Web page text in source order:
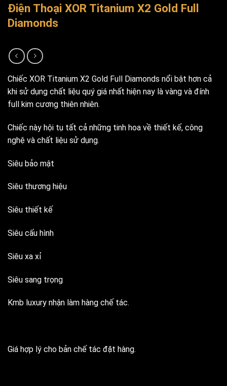
Điện Thoại XOR Titanium X2 Gold Full
Diamonds
Chiếc XOR Titanium X2 Gold Full Diamonds nổi bật hơn cả
khi sử dụng chất liệu quý giá nhất hiện nay là vàng và đính
full kim cương thiên nhiên.
Chiếc này hội tụ tất cả những tinh hoa về thiết kế, công
nghệ và chất liệu sử dụng.
Siêu bảo mật
Siêu thương hiệu
Siêu thiết kế
Siêu cấu hình
Siêu xa xỉ
Siêu sang trọng
Kmb luxury nhận làm hàng chế tác.
Giá hợp lý cho bản chế tác đặt hàng.